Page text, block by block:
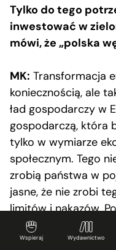
Wspieraj Wydawnictwo
Tylko do tego
inwestować w
mówi, że „polska
MK: Transformacja
koniecznością, ale
ład gospodarczy w
gospodarczą, która
tylko w wymiarze
społecznym. Tego
zrobią państwa w
jasne, że nie zrobi
limitów i nakazów.
polityki
Europejskiego